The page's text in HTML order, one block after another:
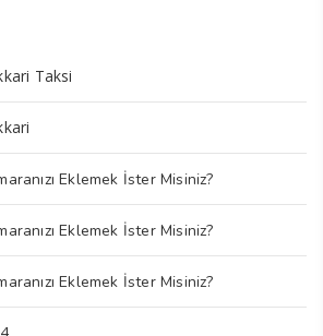
Taksi
Eklemek İster Misiniz?
Eklemek İster Misiniz?
Eklemek İster Misiniz?